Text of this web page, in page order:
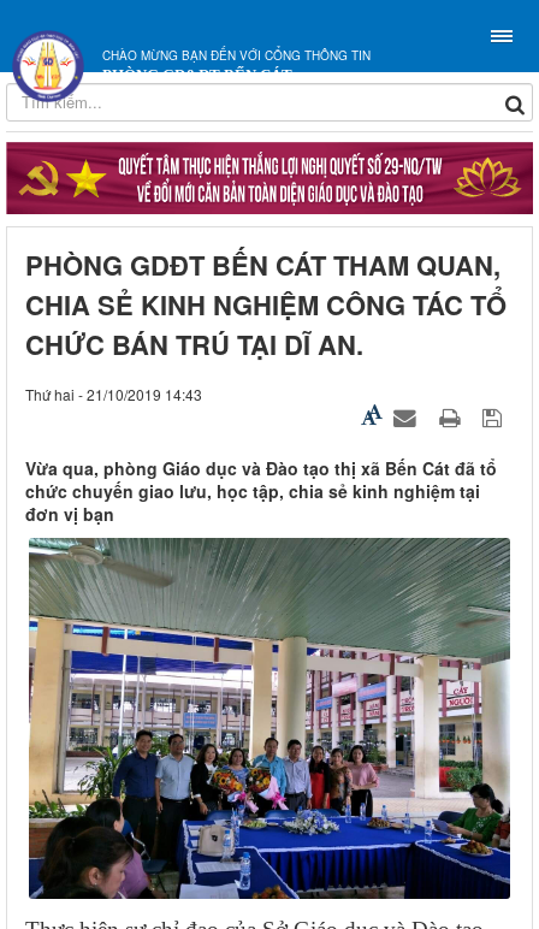
CHÀO MỪNG BẠN ĐẾN VỚI CỔNG THÔNG TIN
PHÒNG GD&ĐT BẾN CÁT
PHÒNG GDĐT BẾN CÁT THAM QUAN,
CHIA SẺ KINH NGHIỆM CÔNG TÁC TỔ
CHỨC BÁN TRÚ TẠI DĨ AN.
Thứ hai - 21/10/2019 14:43
Vừa qua, phòng Giáo dục và Đào tạo thị xã Bến Cát đã tổ
chức chuyến giao lưu, học tập, chia sẻ kinh nghiệm tại
đơn vị bạn